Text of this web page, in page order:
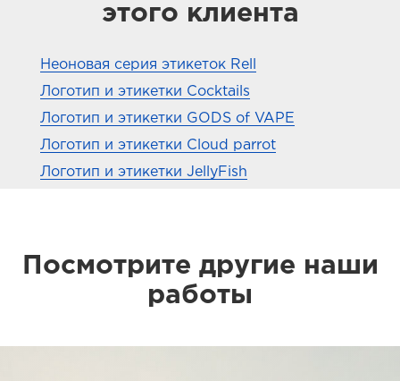
этого клиента
Неоновая серия этикеток Rell
Логотип и этикетки Cocktails
Логотип и этикетки GODS of VAPE
Логотип и этикетки Cloud parrot
Логотип и этикетки JellyFish
Посмотрите другие наши
работы